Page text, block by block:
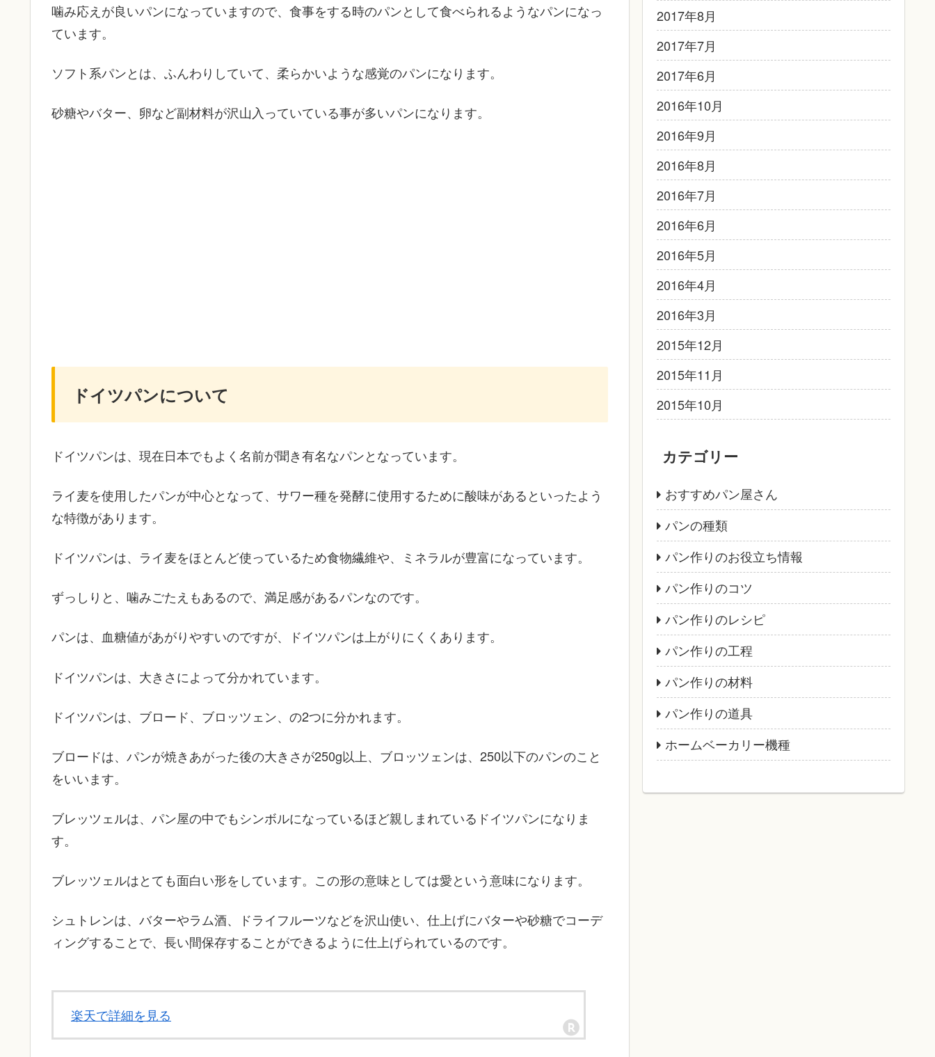
噛み応えが良いパンになっていますので、食事をする時のパンとして食べられるようなパンになっ
ています。
ソフト系パンとは、ふんわりしていて、柔らかいような感覚のパンになります。
砂糖やバター、卵など副材料が沢山入っていている事が多いパンになります。
ドイツパンについて
ドイツパンは、現在日本でもよく名前が聞き有名なパンとなっています。
ライ麦を使用したパンが中心となって、サワー種を発酵に使用するために酸味があるといったよう
な特徴があります。
ドイツパンは、ライ麦をほとんど使っているため食物繊維や、ミネラルが豊富になっています。
ずっしりと、噛みごたえもあるので、満足感があるパンなのです。
パンは、血糖値があがりやすいのですが、ドイツパンは上がりにくくあります。
ドイツパンは、大きさによって分かれています。
ドイツパンは、ブロード、ブロッツェン、の2つに分かれます。
ブロードは、パンが焼きあがった後の大きさが250g以上、ブロッツェンは、250以下のパンのこと
をいいます。
ブレッツェルは、パン屋の中でもシンボルになっているほど親しまれているドイツパンになりま
す。
ブレッツェルはとても面白い形をしています。この形の意味としては愛という意味になります。
シュトレンは、バターやラム酒、ドライフルーツなどを沢山使い、仕上げにバターや砂糖でコーデ
ィングすることで、長い間保存することができるように仕上げられているのです。
楽天で詳細を見る
2017年8月
2017年7月
2017年6月
2016年10月
2016年9月
2016年8月
2016年7月
2016年6月
2016年5月
2016年4月
2016年3月
2015年12月
2015年11月
2015年10月
カテゴリー
おすすめパン屋さん
パンの種類
パン作りのお役立ち情報
パン作りのコツ
パン作りのレシピ
パン作りの工程
パン作りの材料
パン作りの道具
ホームベーカリー機種